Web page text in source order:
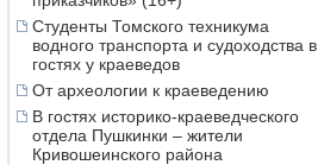
Студенты Томского техникума
водного транспорта и судоходства в
гостях у краеведов
От археологии к краеведению
В гостях историко-краеведческого
отдела Пушкинки – жители
Кривошеинского района